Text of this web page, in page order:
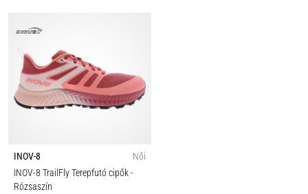
INOV-8
Női
INOV-8 TrailFly Terepfutó cipők-
Rózsaszín